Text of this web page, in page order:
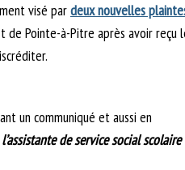
visé pardeux nouvelles
de Pointe-à-Pitre après avoir reçu
d’État visant à la discréditer.
un communiqué et aussi en
de service social scolaire